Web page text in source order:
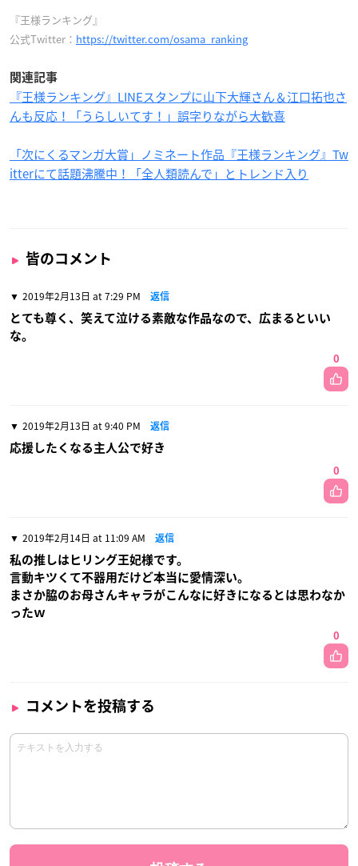
『王様ランキング』
公式Twitter： https://twitter.com/osama_ranking
関連記事
『王様ランキング』LINEスタンプに山下大輝さん＆江口拓也さ
んも反応！「うらしいてす！」誤字りながら大歓喜
「次にくるマンガ大賞」ノミネート作品『王様ランキング』Tw
itterにて話題沸騰中！「全人類読んで」とトレンド入り
皆のコメント
2019年2月13日 at 7:29 PM 返信
とても尊く、笑えて泣ける素敵な作品なので、広まるといい
な。
0
2019年2月13日 at 9:40 PM 返信
応援したくなる主人公で好き
0
2019年2月14日 at 11:09 AM 返信
私の推しはヒリング王妃様です。
言動キツくて不器用だけど本当に愛情深い。
まさか脇のお母さんキャラがこんなに好きになるとは思わなか
ったｗ
0
コメントを投稿する